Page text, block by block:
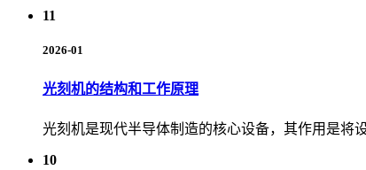
11
2026-01
光刻机的结构和工作原理
光刻机是现代半导体制造的核心设备，其作用是将
10